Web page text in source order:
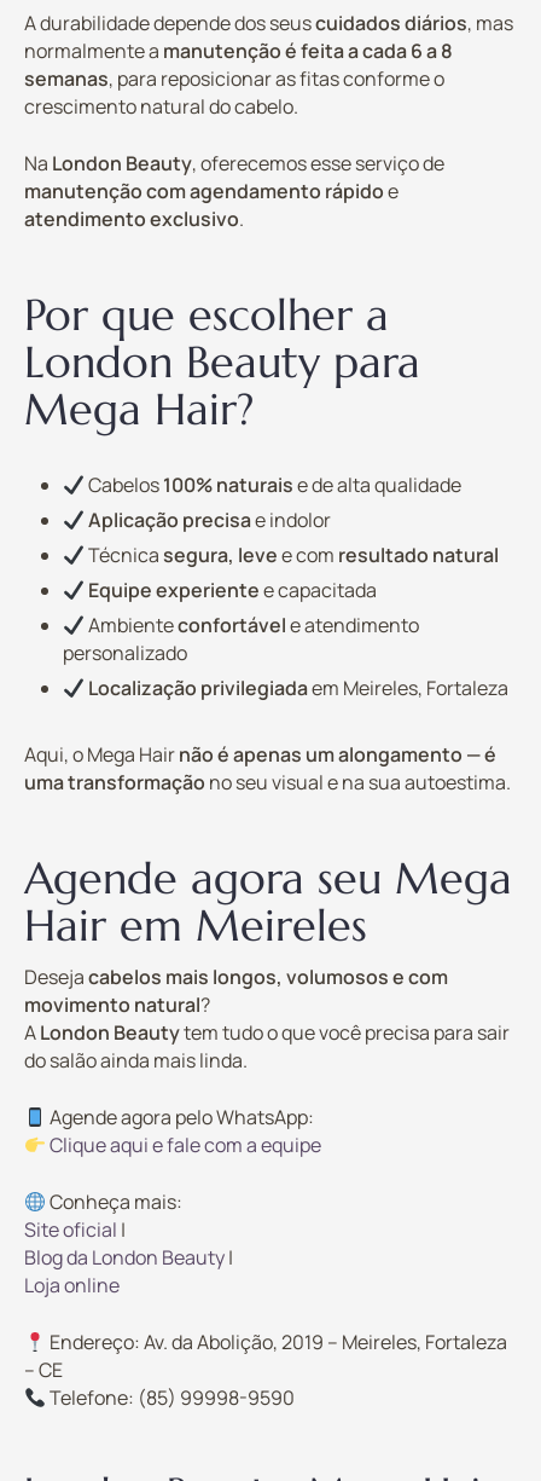
A durabilidade depende dos seuscuidados diários, mas
normalmente a manutenção é feita a cada 6 a 8
semanas, para reposicionar as fitas conforme o
crescimento natural do cabelo.
Na London Beauty, oferecemos esse serviço de
manutenção com agendamento rápidoe
atendimento exclusivo.
Por que escolher a
London Beauty para
Mega Hair?
Cabelos100% naturaise de alta qualidade
Aplicação precisae indolor
Técnicasegura, levee com resultado natural
Equipe experientee capacitada
Ambienteconfortávele atendimento
personalizado
Localização privilegiadaem Meireles, Fortaleza
Aqui, o Mega Hairnão é apenas um alongamento — é
uma transformação no seu visual e na sua autoestima.
Agende agora seu Mega
Hair em Meireles
Desejacabelos mais longos, volumosos e com
movimento natural?
ALondon Beautytem tudo o que você precisa para sair
do salão ainda mais linda.
Agende agora pelo WhatsApp:
Clique aqui e fale com a equipe
Conheça mais:
Site oficial |
Blog da London Beauty|
Loja online
Endereço: Av. da Abolição, 2019 – Meireles, Fortaleza
– CE
Telefone: (85) 99998-9590